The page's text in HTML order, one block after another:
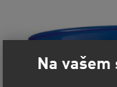
Na